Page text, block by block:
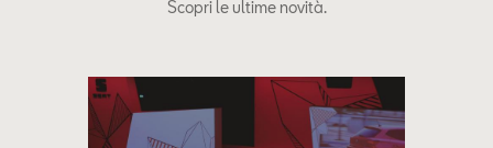
Scopri le ultime novità.